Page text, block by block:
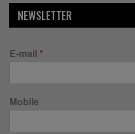
NEWSLETTER
E-mail *
Mobile